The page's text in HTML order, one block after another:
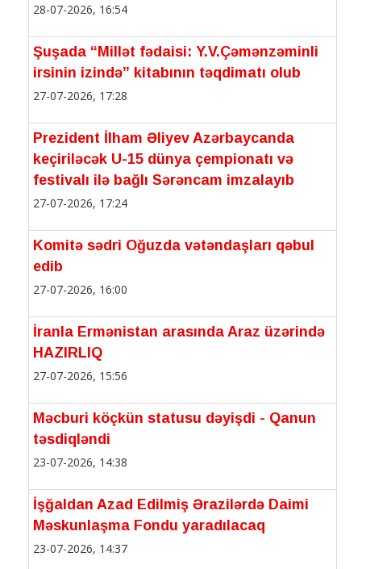
28-07-2026, 16:54
Şuşada “Millət fədaisi: Y.V.Çəmənzəminli
irsinin izində” kitabının təqdimatı olub
27-07-2026, 17:28
Prezident İlham Əliyev Azərbaycanda
keçiriləcək U-15 dünya çempionatı və
festivalı ilə bağlı Sərəncam imzalayıb
27-07-2026, 17:24
Komitə sədri Oğuzda vətəndaşları qəbul
edib
27-07-2026, 16:00
İranla Ermənistan arasında Araz üzərində
HAZIRLIQ
27-07-2026, 15:56
Məcburi köçkün statusu dəyişdi - Qanun
təsdiqləndi
23-07-2026, 14:38
İşğaldan Azad Edilmiş Ərazilərdə Daimi
Məskunlaşma Fondu yaradılacaq
23-07-2026, 14:37